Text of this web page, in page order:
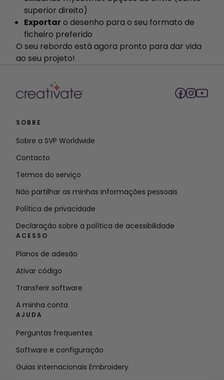
superior direito)
Exportaro desenho para o seu formato de
ficheiro preferido
O seu rebordo está agora pronto para dar vida
ao seu projeto!
SOBRE
Sobre a SVP Worldwide
Contacto
Termos do serviço
Não partilhar as minhas informações pessoais
Política de privacidade
Declaração sobre a política de acessibilidade
ACESSO
Planos de adesão
Ativar código
Transferir software
A minha conta
AJUDA
Perguntas frequentes
Software e configuração
Guias internacionais Embroidery